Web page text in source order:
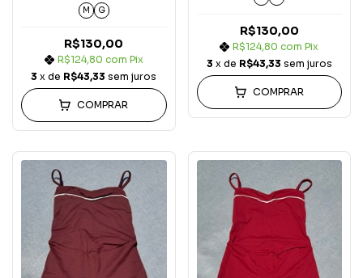
M G
R$130,00
R$124,80 com Pix
3 x de R$43,33 sem juros
COMPRAR
R$130,00
R$124,80com Pix
3 x de R$43,33 sem juros
COMPRAR